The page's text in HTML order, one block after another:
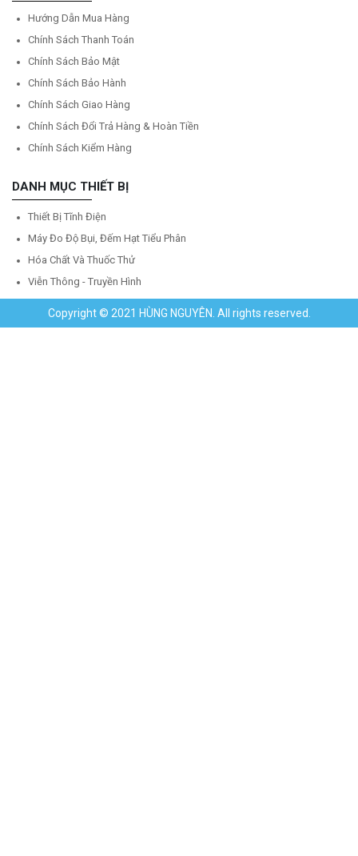
Hướng Dẫn Mua Hàng
Chính Sách Thanh Toán
Chính Sách Bảo Mật
Chính Sách Bảo Hành
Chính Sách Giao Hàng
Chính Sách Đổi Trả Hàng & Hoàn Tiền
Chính Sách Kiểm Hàng
DANH MỤC THIẾT BỊ
Thiết Bị Tĩnh Điện
Máy Đo Độ Bụi, Đếm Hạt Tiểu Phân
Hóa Chất Và Thuốc Thử
Viễn Thông - Truyền Hình
Copyright © 2021 HÙNG NGUYÊN. All rights reserved.